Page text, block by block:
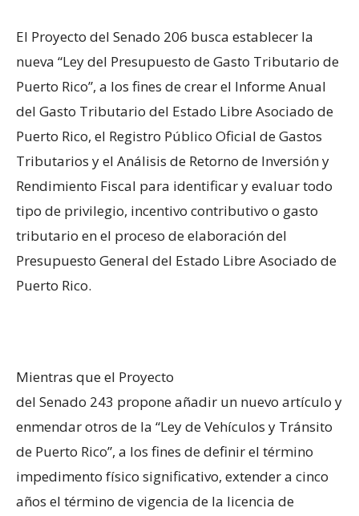
El Proyecto del Senado 206 busca establecer la
nueva “Ley del Presupuesto de Gasto Tributario de
Puerto Rico”, a los fines de crear el Informe Anual
del Gasto Tributario del Estado Libre Asociado de
Puerto Rico, el Registro Público Oficial de Gastos
Tributarios y el Análisis de Retorno de Inversión y
Rendimiento Fiscal para identificar y evaluar todo
tipo de privilegio, incentivo contributivo o gasto
tributario en el proceso de elaboración del
Presupuesto General del Estado Libre Asociado de
Puerto Rico.
Mientras que el Proyecto
del Senado 243 propone añadir un nuevo artículo y
enmendar otros de la “Ley de Vehículos y Tránsito
de Puerto Rico”, a los fines de definir el término
impedimento físico significativo, extender a cinco
años el término de vigencia de la licencia de